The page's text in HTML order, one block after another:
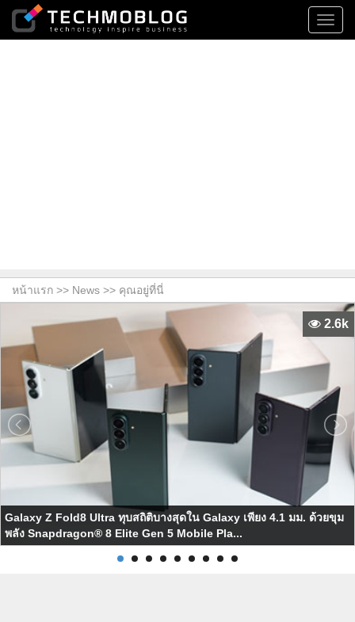
หน้าแรก >> News >> คุณอยู่ที่นี่
Galaxy Z Fold8 Ultra ทุบสถิติบางสุดใน Galaxy เพียง 4.1 มม. ด้วยขุม
พลัง Snapdragon® 8 Elite Gen 5 Mobile Pla...
2.6k